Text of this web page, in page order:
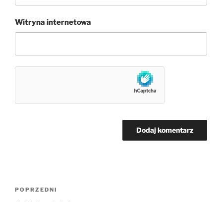
Witryna internetowa
Nawigacja
Poprzedni
POPRZEDNI